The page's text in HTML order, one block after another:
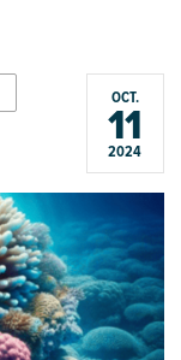
OCT.
11
2024